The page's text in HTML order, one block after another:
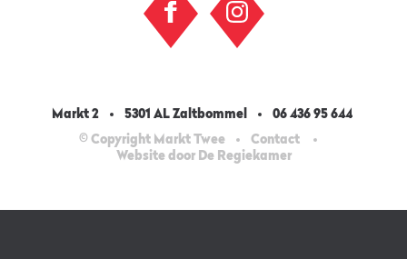
Markt 2 5301 AL Zaltbommel
06 436 95 644
© Copyright Markt Twee
Contact
Website door De Regiekamer